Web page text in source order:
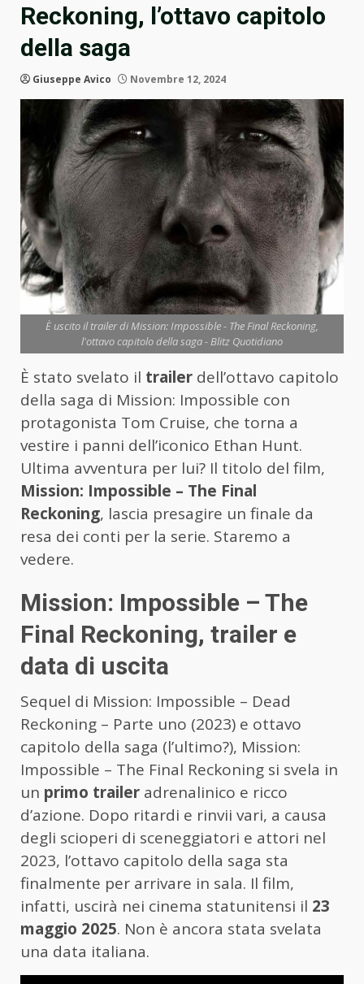
Reckoning, l’ottavo capitolo
della saga
Giuseppe Avico Novembre 12, 2024
È uscito il trailer di Mission: Impossible - The Final Reckoning,
l'ottavo capitolo della saga - Blitz Quotidiano
È stato svelato il trailer dell’ottavo capitolo
della saga di Mission: Impossible con
protagonista Tom Cruise, che torna a
vestire i panni dell’iconico Ethan Hunt.
Ultima avventura per lui? Il titolo del film,
Mission: Impossible – The Final
Reckoning, lascia presagire un finale da
resa dei conti per la serie. Staremo a
vedere.
Mission: Impossible – The
Final Reckoning, trailer e
data di uscita
Sequel di Mission: Impossible – Dead
Reckoning – Parte uno (2023) e ottavo
capitolo della saga (l’ultimo?), Mission:
Impossible – The Final Reckoning si svela in
un primo trailer adrenalinico e ricco
d’azione. Dopo ritardi e rinvii vari, a causa
degli scioperi di sceneggiatori e attori nel
2023, l’ottavo capitolo della saga sta
finalmente per arrivare in sala. Il film,
infatti, uscirà nei cinema statunitensi il 23
maggio 2025. Non è ancora stata svelata
una data italiana.